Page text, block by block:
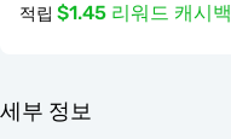
적립 $1.45 리워드 캐시백
세부 정보